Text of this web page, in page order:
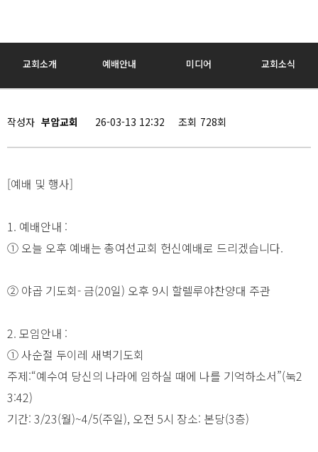
교회소개 예배안내 미디어 교회소식
작성자 부암교회 26-03-13 12:32 조회 728회
[예배 및 행사]
1. 예배안내 :
① 오늘 오후 예배는 총여선교회 헌신예배로 드리겠습니다.
② 야곱 기도회- 금(20일) 오후 9시 할렐루야찬양대 주관
2. 모임안내 :
① 사순절 두이레 새벽기도회
주제:“예수여 당신의 나라에 임하실 때에 나를 기억하소서”(눅2
3:42)
기간: 3/23(월)~4/5(주일), 오전 5시 장소: 본당(3층)